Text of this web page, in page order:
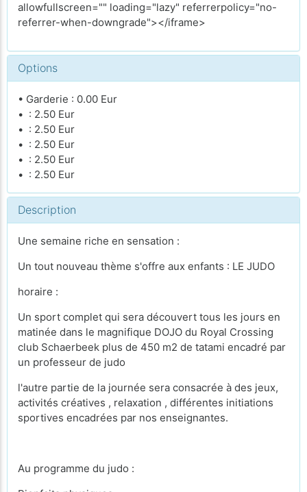
allowfullscreen="" loading="lazy" referrerpolicy="no-
referrer-when-downgrade"></iframe>
Options
• Garderie : 0.00 Eur
• : 2.50 Eur
• : 2.50 Eur
• : 2.50 Eur
• : 2.50 Eur
• : 2.50 Eur
Description
Une semaine riche en sensation :
Un tout nouveau thème s'offre aux enfants : LE JUDO
horaire :
Un sport complet qui sera découvert tous les jours en
matinée dans le magnifique DOJO du Royal Crossing
club Schaerbeek plus de 450 m2 de tatami encadré par
un professeur de judo
l'autre partie de la journée sera consacrée à des jeux,
activités créatives , relaxation , différentes initiations
sportives encadrées par nos enseignantes.
Au programme du judo :